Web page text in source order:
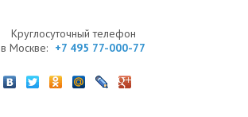
Круглосуточный телефон
в Москве: +7 495 77-000-77